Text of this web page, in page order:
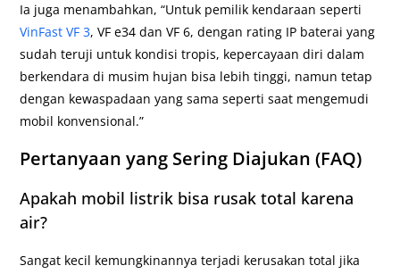
Ia juga menambahkan, “Untuk pemilik kendaraan seperti
VinFast VF 3, VF e34 dan VF 6, dengan rating IP baterai yang
sudah teruji untuk kondisi tropis, kepercayaan diri dalam
berkendara di musim hujan bisa lebih tinggi, namun tetap
dengan kewaspadaan yang sama seperti saat mengemudi
mobil konvensional.”
Pertanyaan yang Sering Diajukan (FAQ)
Apakah mobil listrik bisa rusak total karena
air?
Sangat kecil kemungkinannya terjadi kerusakan total jika